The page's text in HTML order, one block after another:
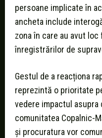
persoane implicate în
ancheta include
zona în care au avut loc
înregistrărilor de
Gestul de a reacționa
reprezintă o prioritate
vedere impactul asupra
comunitatea Copalnic-
și procuratura vor